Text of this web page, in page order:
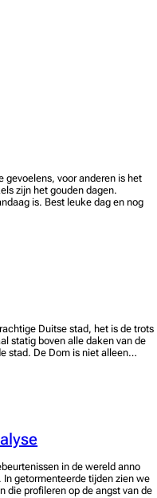
gevoelens, voor anderen is het
zijn het gouden dagen.
is. Best leuke dag en nog
Duitse stad, het is de trots
statig boven alle daken van de
stad. De Dom is niet alleen…
in de wereld anno
getormenteerde tijden zien we
die profileren op de angst van de